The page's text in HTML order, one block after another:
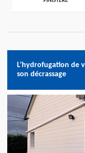
L’hydrofugation de
son décrassage